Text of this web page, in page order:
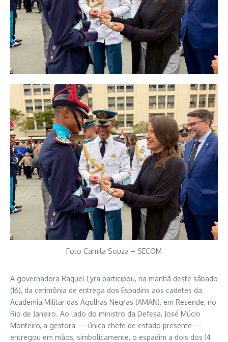
Foto Camila Souza – SECOM
A governadora Raquel Lyra participou, na manhã deste sábado
(16), da cerimônia de entrega dos Espadins aos cadetes da
Academia Militar das Agulhas Negras (AMAN), em Resende, no
Rio de Janeiro. Ao lado do ministro da Defesa, José Múcio
Monteiro, a gestora — única chefe de estado presente —
entregou em mãos, simbolicamente, o espadim a dois dos 14